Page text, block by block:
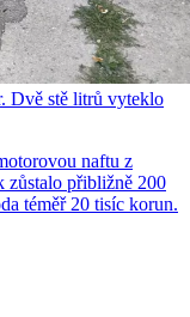
Dvě stě litrů vyteklo
naftu z
zůstalo přibližně 200
téměř 20 tisíc korun.